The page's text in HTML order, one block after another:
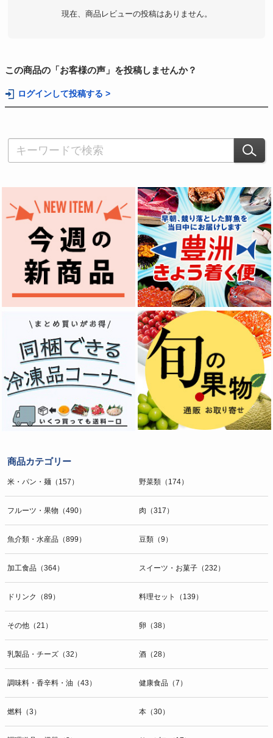
現在、商品レビューの投稿はありません。
この商品の「お客様の声」を投稿しませんか？
ログインして投稿する >
商品カテゴリー
米・パン・麺（157） 野菜類（174）
フルーツ・果物（490） 肉（317）
魚介類・水産品（899） 豆類（9）
加工食品（364） スイーツ・お菓子（232）
ドリンク（89） 料理セット（139）
その他（21） 卵（38）
乳製品・チーズ（32） 酒（28）
調味料・香辛料・油（43） 健康食品（7）
燃料（3） 本（30）